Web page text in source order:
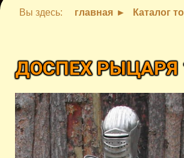
Вы здесь: главная Каталог
ДОСПЕХ РЫЦАРЯ